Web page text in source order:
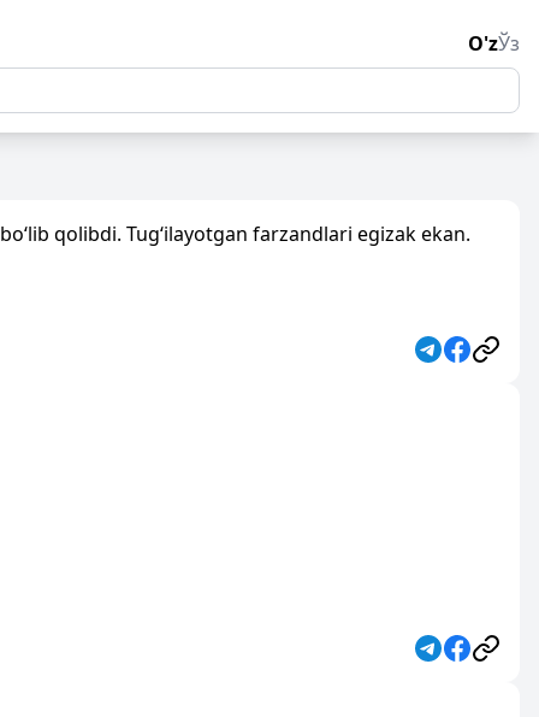
O'zЎз
qolibdi. Tug‘ilayotgan farzandlari egizak ekan.